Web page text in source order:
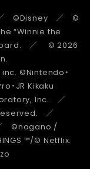
／ ©Disney ／ ©
“Winnie the
／ © 2026
©Nintendo・
・JR Kikaku
Inc. ／
Reserved. ／
©nagano /
™/© Netflix.